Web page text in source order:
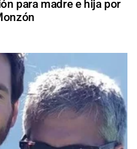
para madre e hija por